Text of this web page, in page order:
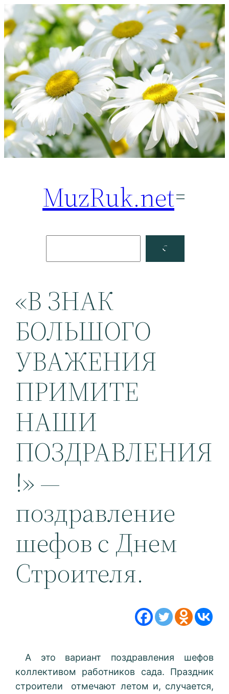
Перейти
к
содержимому
MuzRuk.net
Facebook
«В ЗНАК
БОЛЬШОГО
УВАЖЕНИЯ
ПРИМИТЕ
НАШИ
ПОЗДРАВЛЕНИЯ
!» —
поздравление
шефов с Днем
Строителя.
А это вариант поздравления шефов
коллективом работников сада. Праздник
строители отмечают летом и, случается,